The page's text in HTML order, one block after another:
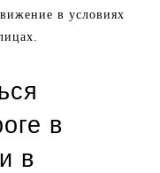
в условиях
в
в